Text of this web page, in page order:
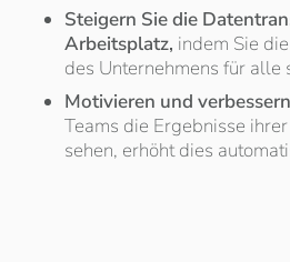
Steigern Sie die
Arbeitsplatz, indem Sie
des Unternehmens für alle
Motivieren und
Teams die Ergebnisse
sehen, erhöht dies